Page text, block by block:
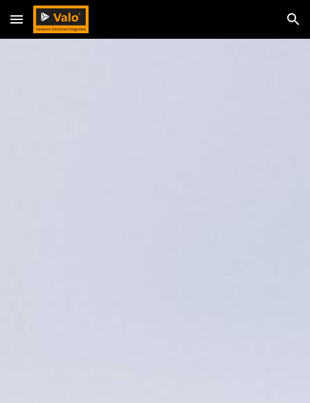
Skip to main content Skip to navigation